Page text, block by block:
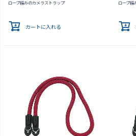
ロープ編みのカメラストラップ
カートに入れる
ロープ編